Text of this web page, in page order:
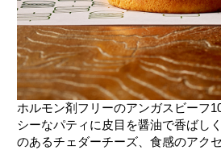
ホルモン剤フリーのアンガスビーフ
シーなパティに皮目を醤油で香ばし
のあるチェダーチーズ、食感のアク